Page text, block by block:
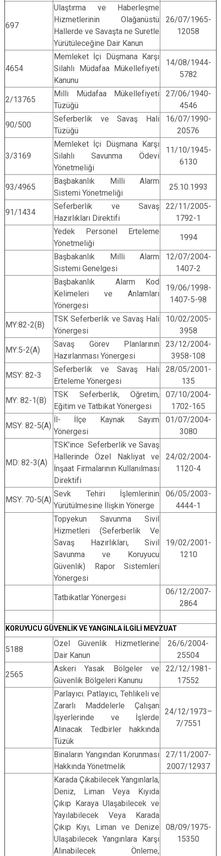
697
Ulaştırma ve Haberleşme
Hizmetlerinin Olağanüstü
Hallerde ve Savaşta ne Suretle
Yürütüleceğine Dair Kanun
26/07/1965-
12058
4654
Memleket İçi Düşmana Karşı
Silahlı Müdafaa Mükellefiyeti
Kanunu
14/08/1944-
5782
2/13765
Milli Müdafaa Mükellefiyeti
Tüzüğü
27/06/1940-
4546
90/500
Seferberlik ve Savaş Hali
Tüzüğü
16/07/1990-
20576
3/3169
Memleket İçi Düşmana Karşı
Silahlı Savunma Ödevi
Yönetmeliği
11/10/1945-
6130
93/4965
Başbakanlık Milli Alarm
Sistemi Yönetmeliği
25.10.1993
91/1434
Seferberlik ve Savaş
Hazırlıkları Direktifi
22/11/2005-
1792-1
Yedek Personel Erteleme
Yönetmeliği
1994
Başbakanlık Milli Alarm
Sistemi Genelgesi
12/07/2004-
1407-2
Başbakanlık Alarm Kod
Kelimeleri ve Anlamları
Yönergesi
19/06/1998-
1407-5-98
MY:82-2(B)
TSK Seferberlik ve Savaş Hali
Yönergesi
10/02/2005-
3958
MY:5-2(A)
Savaş Görev Planlarının
Hazırlanması Yönergesi
23/12/2004-
3958-108
MSY: 82-3
Seferberlik ve Savaş Hali
Erteleme Yönergesi
28/05/2001-
135
MY: 82-1(B)
TSK Seferberlik, Öğretim,
Eğitim ve Tatbikat Yönergesi
07/10/2004-
1702-165
MSY: 82-5(A)
İl- İlçe Kaynak Sayım
Yönergesi
01/07/2004-
3080
MD: 82-3(A)
TSK'ince Seferberlik ve Savaş
Hallerinde Özel Nakliyat ve
İnşaat Firmalarının Kullanılması
Direktifi
24/02/2004-
1120-4
MSY: 70-5(A)
Sevk Tehiri İşlemlerinin
Yürütülmesine İlişkin Yönerge
06/05/2003-
4444-1
Topyekun Savunma Sivil
Hizmetleri (Seferberlik Ve
Savaş Hazırlıkları, Sivil
Savunma ve Koruyucu
Güvenlik) Rapor Sistemleri
Yönergesi
19/02/2001-
1210
Tatbikatlar Yönergesi
06/12/2007-
2864
KORUYUCU GÜVENLİK VE YANGINLA İLGİLİ MEVZUAT
5188
Özel Güvenlik Hizmetlerine
Dair Kanun
26/6/2004-
25504
2565
Askeri Yasak Bölgeler ve
Güvenlik Bölgeleri Kanunu
22/12/1981-
17552
Parlayıcı. Patlayıcı, Tehlikeli ve
Zararlı Maddelerle Çalışan
İşyerlerinde ve İşlerde
Alınacak Tedbirler hakkında
Tüzük
24/12/1973–
7/7551
Binaların Yangından Korunması
Hakkında Yönetmelik
27/11/2007-
2007/12937
Karada Çıkabilecek Yangınlarla,
Deniz, Liman Veya Kıyıda
Çıkıp Karaya Ulaşabilecek ve
Yayılabilecek Veya Karada
Çıkıp Kıyı, Liman ve Denize
Ulaşabilecek Yangınlara Karşı
Alınabilecek Önleme,
08/09/1975-
15350